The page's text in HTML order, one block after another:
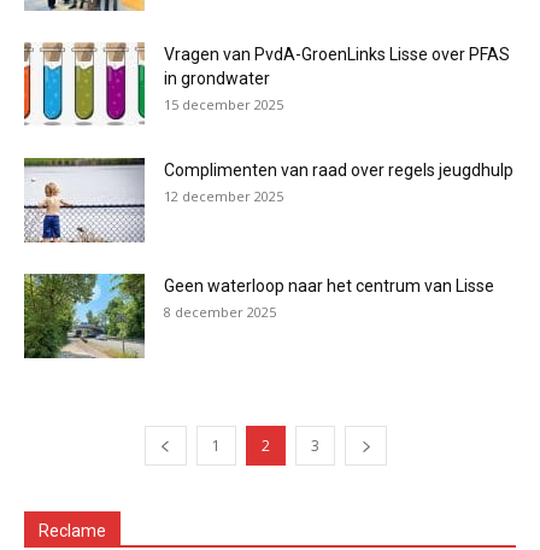
Vragen van PvdA-GroenLinks Lisse over PFAS
in grondwater
15 december 2025
Complimenten van raad over regels jeugdhulp
12 december 2025
Geen waterloop naar het centrum van Lisse
8 december 2025
1 2 3
Reclame